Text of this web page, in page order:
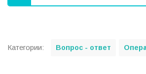
Категории: Вопрос - ответ